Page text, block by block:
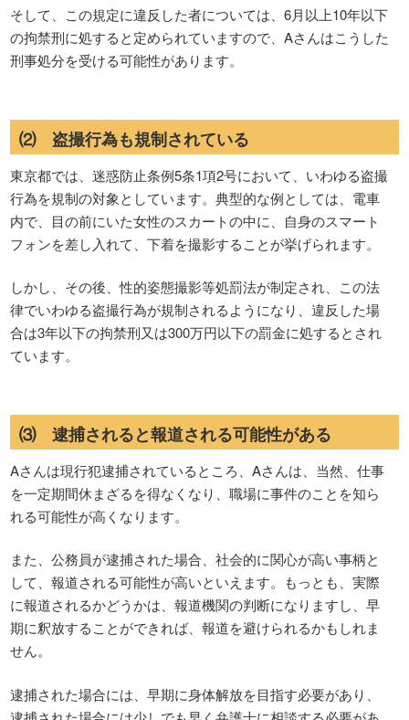
そして、この規定に違反した者については、6月以上10年以下
の拘禁刑に処すると定められていますので、Aさんはこうした
刑事処分を受ける可能性があります。
⑵ 盗撮行為も規制されている
東京都では、迷惑防止条例5条1項2号において、いわゆる盗撮
行為を規制の対象としています。典型的な例としては、電車
内で、目の前にいた女性のスカートの中に、自身のスマート
フォンを差し入れて、下着を撮影することが挙げられます。
しかし、その後、性的姿態撮影等処罰法が制定され、この法
律でいわゆる盗撮行為が規制されるようになり、違反した場
合は3年以下の拘禁刑又は300万円以下の罰金に処するとされ
ています。
⑶ 逮捕されると報道される可能性がある
Aさんは現行犯逮捕されているところ、Aさんは、当然、仕事
を一定期間休まざるを得なくなり、職場に事件のことを知ら
れる可能性が高くなります。
また、公務員が逮捕された場合、社会的に関心が高い事柄と
して、報道される可能性が高いといえます。もっとも、実際
に報道されるかどうかは、報道機関の判断になりますし、早
期に釈放することができれば、報道を避けられるかもしれま
せん。
逮捕された場合には、早期に身体解放を目指す必要があり、